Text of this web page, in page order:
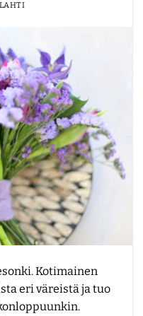
Kotimainen
eri väreistä ja tuo